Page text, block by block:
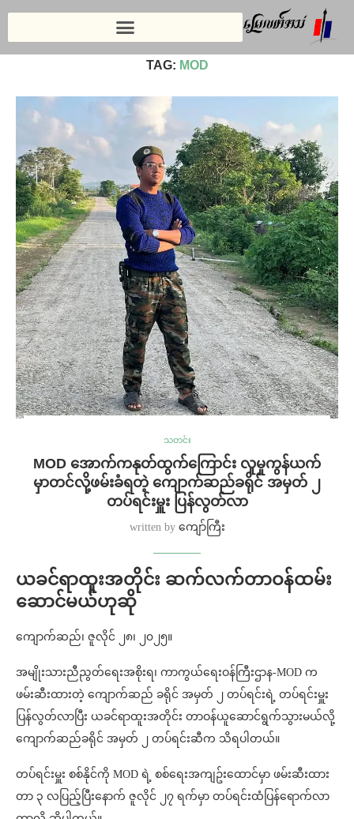
TAG: MOD
သတင်း
MOD အောက်ကနုတ်ထွက်ကြောင်း လူမှုကွန်ယက်
မှာတင်လို့ဖမ်းခံရတဲ့ ကျောက်ဆည်ခရိုင် အမှတ် ၂
တပ်ရင်းမှူး ပြန်လွတ်လာ
written by ကျော်ကြီး
ယခင်ရာထူးအတိုင်း ဆက်လက်တာဝန်ထမ်း
ဆောင်မယ်ဟုဆို
ကျောက်ဆည်၊ ဇူလိုင် ၂၈၊ ၂၀၂၅။
အမျိုးသားညီညွတ်ရေးအစိုးရ၊ ကာကွယ်ရေးဝန်ကြီးဌာန-MOD က
ဖမ်းဆီးထားတဲ့ ကျောက်ဆည် ခရိုင် အမှတ် ၂ တပ်ရင်းရဲ့ တပ်ရင်းမှူး
ပြန်လွတ်လာပြီး ယခင်ရာထူးအတိုင်း တာဝန်ယူဆောင်ရွက်သွားမယ်လို့
ကျောက်ဆည်ခရိုင် အမှတ် ၂ တပ်ရင်းဆီက သိရပါတယ်။
တပ်ရင်းမှူး စစ်နိုင်ကို MOD ရဲ့ စစ်ရေးအကျဥ်းထောင်မှာ ဖမ်းဆီးထား
တာ ၃ လပြည့်ပြီးနောက် ဇူလိုင် ၂၇ ရက်မှာ တပ်ရင်းထံပြန်ရောက်လာ